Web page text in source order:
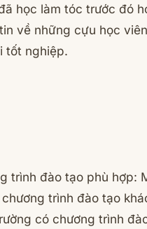
học làm tóc trước đó
về những cựu học
tốt nghiệp.
trình đào tạo phù hợp:
trình đào tạo
có chương trình